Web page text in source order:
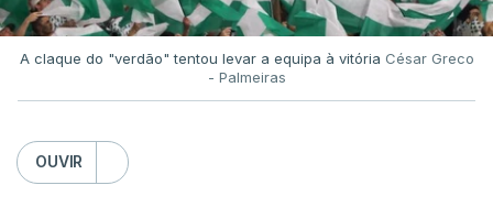
A claque do "verdão" tentou levar a equipa à vitória César Greco
- Palmeiras
OUVIR